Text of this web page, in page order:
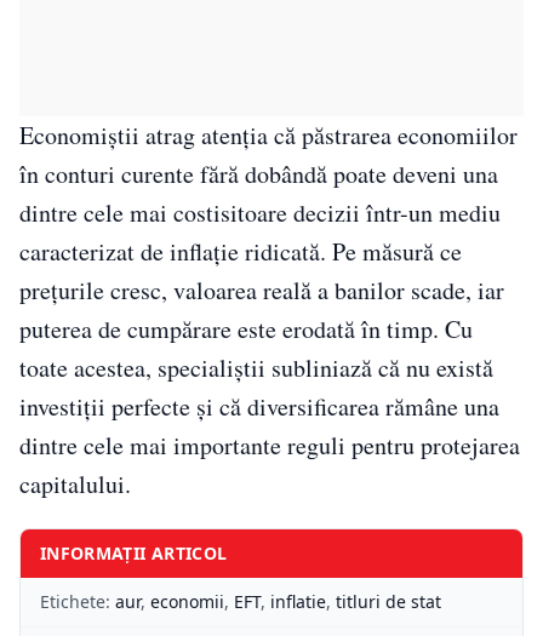
Economiștii atrag atenția că păstrarea economiilor
în conturi curente fără dobândă poate deveni una
dintre cele mai costisitoare decizii într-un mediu
caracterizat de inflație ridicată. Pe măsură ce
prețurile cresc, valoarea reală a banilor scade, iar
puterea de cumpărare este erodată în timp. Cu
toate acestea, specialiștii subliniază că nu există
investiții perfecte și că diversificarea rămâne una
dintre cele mai importante reguli pentru protejarea
capitalului.
INFORMAȚII ARTICOL
Etichete: aur, economii, EFT, inflatie, titluri de stat